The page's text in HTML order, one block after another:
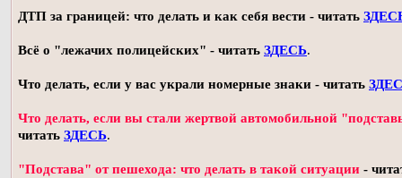
ДТП за границей: что делать и как себя вести - читать
Всё о "лежачих полицейских" - читать ЗДЕСЬ.
Что делать, если у вас украли номерные знаки - читать
Что делать, если вы стали жертвой автомобильной
читать ЗДЕСЬ.
"Подстава" от пешехода: что делать в такой ситуации -